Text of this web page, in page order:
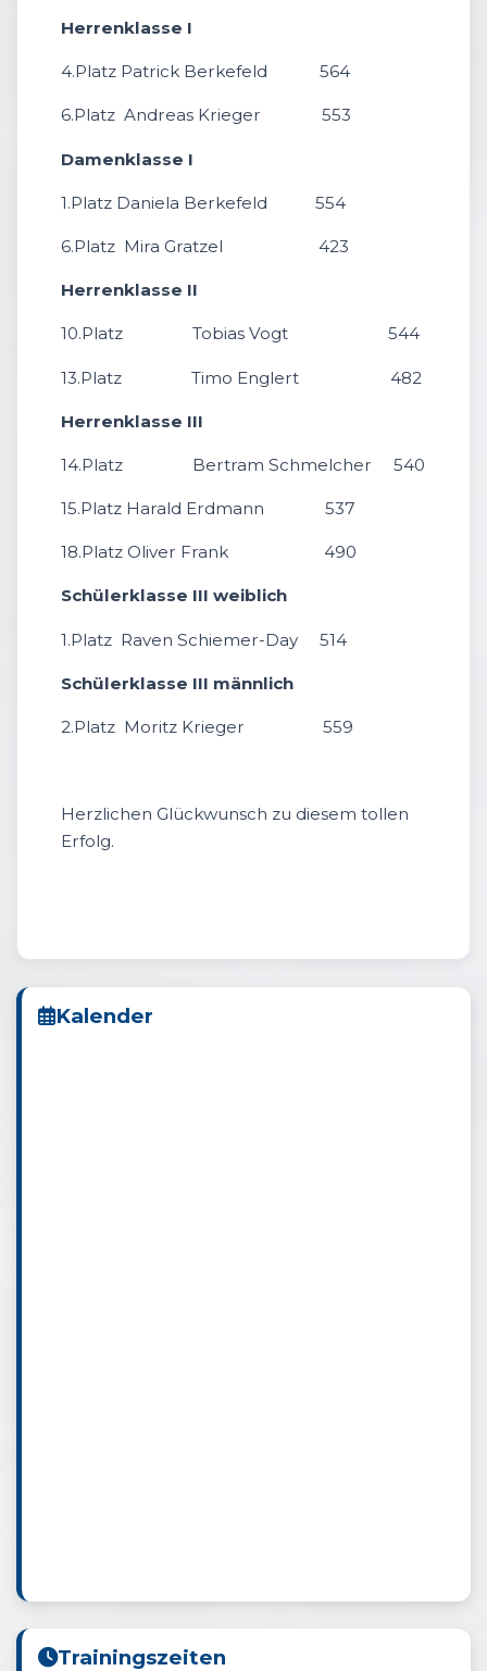
Herrenklasse I
4.Platz Patrick Berkefeld 564
6.Platz Andreas Krieger 553
Damenklasse I
1.Platz Daniela Berkefeld 554
6.Platz Mira Gratzel 423
Herrenklasse II
10.Platz Tobias Vogt 544
13.Platz Timo Englert 482
Herrenklasse III
14.Platz Bertram Schmelcher 540
15.Platz Harald Erdmann 537
18.Platz Oliver Frank 490
Schülerklasse III weiblich
1.Platz Raven Schiemer-Day 514
Schülerklasse III männlich
2.Platz Moritz Krieger 559
Herzlichen Glückwunsch zu diesem tollen
Erfolg.
Kalender
Trainingszeiten